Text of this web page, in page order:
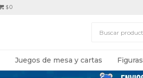
Juegos de mesa y cartas Figuras
$0